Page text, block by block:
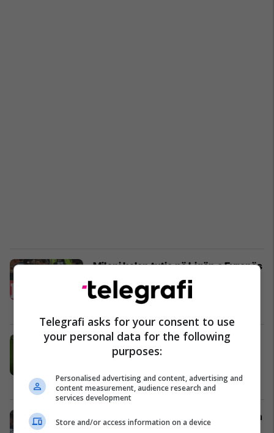
Milani kalon tutje në Ligën e Evropës
pasi shkatërroi Austria Viennan
(Foto/Video)
Liga e Evropës
Andre Silva thellon edhe më shumë
epërsinë e Milanit ndaj Austria
Liga e Evropës 23/11/2017
Milani thellon epërsinë me Cutronen
Telegrafi asks for your consent to use
your personal data for the following
purposes:
Personalised advertising and content, advertising and
content measurement, audience research and
services development
Store and/or access information on a device